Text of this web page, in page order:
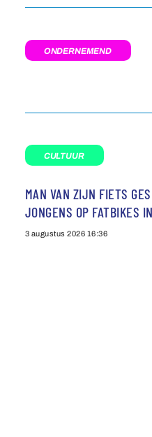
ONDERNEMEND
CULTUUR
MAN VAN ZIJN FIETS
JONGENS OP FATBIKES
3 augustus 2026 16:36